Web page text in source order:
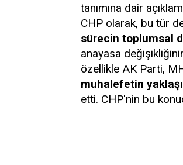
tanımına dair
CHP olarak, bu tür
sürecin toplumsal
anayasa
özellikle AK Parti,
muhalefetin
etti. CHP'nin bu